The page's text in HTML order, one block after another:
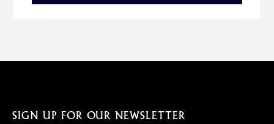
SIGN UP FOR OUR NEWSLETTER